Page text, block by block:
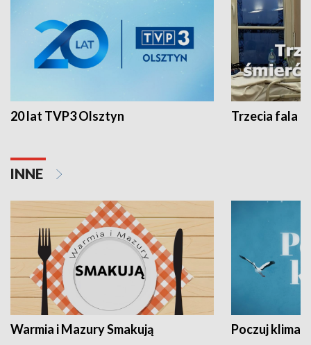
20 lat TVP3 Olsztyn Trzecia fala -
INNE
Warmia i Mazury Smakują Poczuj klimat